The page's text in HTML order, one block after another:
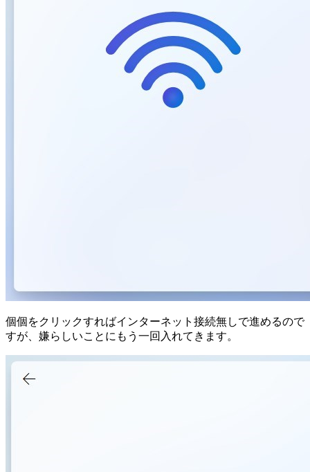
個個をクリックすればインターネット接続無しで進めるので
すが、嫌らしいことにもう一回入れてきます。